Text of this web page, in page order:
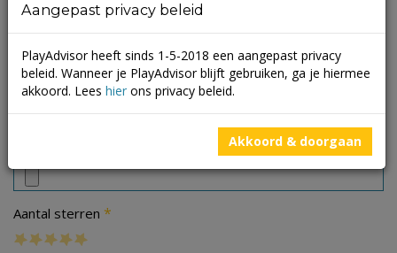
Aantal sterren *
Aangepast privacy beleid
PlayAdvisor heeft sinds 1-5-2018 een aangepast privacy
beleid. Wanneer je PlayAdvisor blijft gebruiken, ga je hiermee
akkoord. Lees hier ons privacy beleid.
Akkoord & doorgaan